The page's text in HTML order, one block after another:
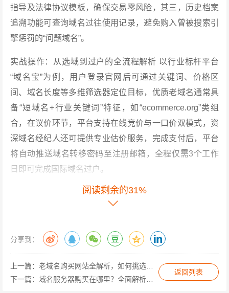
指导及法律协议模板，确保交易零风险，其三，历史档案
追溯功能可查询域名过往使用记录，避免购入曾被搜索引
擎惩罚的“问题域名”。
实战操作：从选域到过户的全流程解析 以行业标杆平台
“域名宝”为例，用户登录官网后可通过关键词、价格区
间、域名长度等多维筛选器定位目标，优质老域名通常具
备“短域名+行业关键词”特征，如“ecommerce.org”类组
合，在议价环节，平台支持在线竞价与一口价双模式，资
深域名经纪人还可提供专业估价服务，完成支付后，平台
将自动推送域名转移密码至注册邮箱，全程仅需3个工作
日即可完成国际域名过户。
避坑指南：三大致命陷阱与应对策略 陷阱一：虚假官网陷
阱，需通过工信部备案查询、企业信用公示系统验证平台
阱，需对比同类域名成交价，利用Whois历史查询工具核
查域名真实年龄，避免为“伪老域名”买单，陷阱三：法律
风险陷阱，需核查域名是否存在商标争议，通过Wayback
Machine回溯历史内容，规避侵权风险。
阅读剩余的31%
分享到：
返回列表
上一篇： 老域名购买网站全解析，如何挑选高价值老域名助力品牌升级
下一篇： 域名服务器购买在哪里？全面解析选购渠道与关键因素